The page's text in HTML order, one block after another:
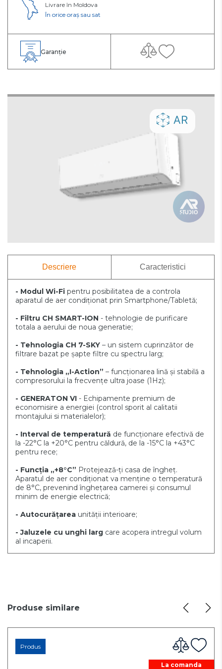
Livrare în Moldova
În orice oraș sau sat
Garanție
Descriere Caracteristici
- Modul Wi-Fi pentru posibilitatea de a controla
aparatul de aer condiționat prin Smartphone/Tabletă;
- Filtru CH SMART-ION - tehnologie de purificare
totala a aerului de noua generatie;
- Tehnologia CH 7-SKY – un sistem cuprinzător de
filtrare bazat pe șapte filtre cu spectru larg;
- Tehnologia „I-Action” – funcționarea lină și stabilă a
compresorului la frecvențe ultra joase (1Hz);
- GENERATON VI - Echipamente premium de
economisire a energiei (control sporit al calitatii
montajului si materialelor);
- Interval de temperatură de funcționare efectivă de
la -22°C la +20°C pentru căldură, de la -15°C la +43°C
pentru rece;
- Funcția „+8°C” Protejează-ți casa de îngheț.
Aparatul de aer condiționat va menține o temperatură
de 8°C, prevenind înghețarea camerei și consumul
minim de energie electrică;
- Autocurățarea unității interioare;
- Jaluzele cu unghi larg care acopera intregul volum
al incaperii.
Produse similare
La comanda
Produs